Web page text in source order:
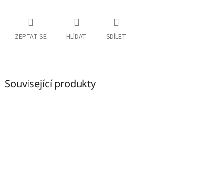
ZEPTAT SE HLÍDAT SDÍLET
Související produkty